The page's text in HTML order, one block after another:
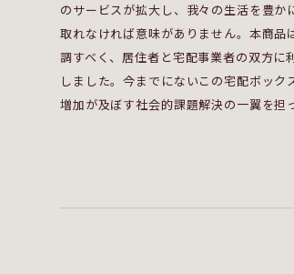
のサービスが拡大し、我々の生活を豊か
取れなければ意味がありません。本商品
調すべく、居住者と宅配事業者の双方に
しました。今までにないこの宅配ボッ
増加が及ぼす社会的課題解決の一翼を担